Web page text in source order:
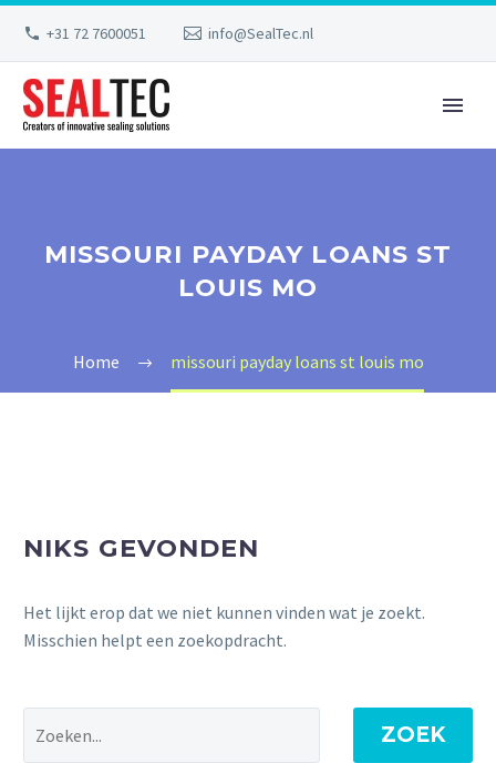
+31 72 7600051 info@SealTec.nl
MISSOURI PAYDAY LOANS ST
LOUIS MO
Home missouri payday loans st louis mo
NIKS GEVONDEN
Het lijkt erop dat we niet kunnen vinden wat je zoekt.
Misschien helpt een zoekopdracht.
ZOEK